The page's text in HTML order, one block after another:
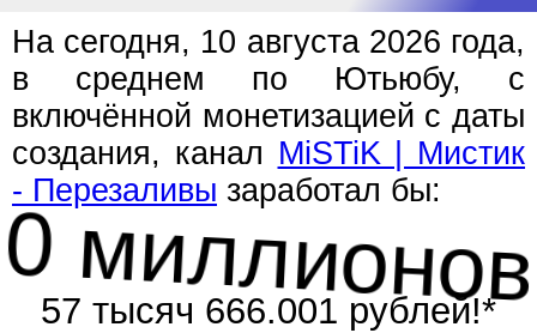
На сегодня, 10 августа 2026 года,
в среднем по Ютьюбу, с
включённой монетизацией с даты
создания, канал MiSTiK | Мистик
- Перезаливы заработал бы:
0 миллионов
57 тысяч 666.001 рублей!*